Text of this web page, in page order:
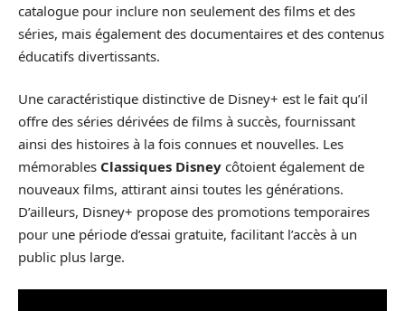
catalogue pour inclure non seulement des films et des
séries, mais également des documentaires et des contenus
éducatifs divertissants.
Une caractéristique distinctive de Disney+ est le fait qu’il
offre des séries dérivées de films à succès, fournissant
ainsi des histoires à la fois connues et nouvelles. Les
mémorables Classiques Disney côtoient également de
nouveaux films, attirant ainsi toutes les générations.
D’ailleurs, Disney+ propose des promotions temporaires
pour une période d’essai gratuite, facilitant l’accès à un
public plus large.